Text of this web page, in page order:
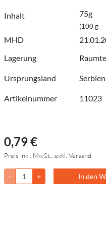
Inhalt 75g
(100 g =
MHD
Lagerung
Ursprungsland Serbien
Artikelnummer 11023
0,79 €
Preis inkl. MwSt., exkl. Versand
- + In den